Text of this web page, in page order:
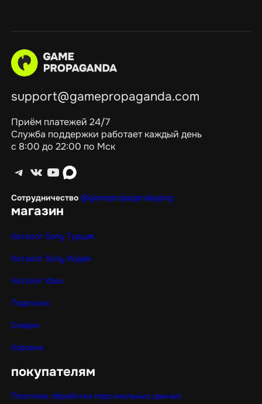
support@gamepropaganda.com
Приём платежей 24/7
Служба поддержки работает каждый день
с 8:00 до 22:00 по Мск
Telegram ВКонтакте YouTube max
Сотрудничество @gamepropagandagang
магазин
Каталог Sony Турция
Каталог Sony Индия
Каталог Xbox
Подписки
Скидки
Корзина
покупателям
Политика обработки персональных данных